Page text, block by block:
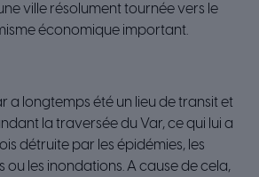
ville résolument tournée vers le
économique important.
a longtemps été un lieu de transit et
la traversée du Var, ce qui lui a
détruite par les épidémies, les
ou les inondations. A cause de cela,